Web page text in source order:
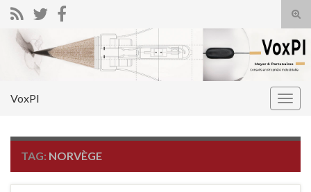
Search for:
VoxPI
TAG: NORVÈGE